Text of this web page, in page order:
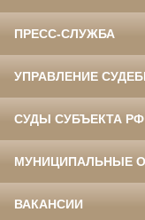
ПРЕСС-СЛУЖБА
УПРАВЛЕНИЕ
СУДЫ СУБЪЕКТА РФ
МУНИЦИПАЛЬНЫЕ
ВАКАНСИИ